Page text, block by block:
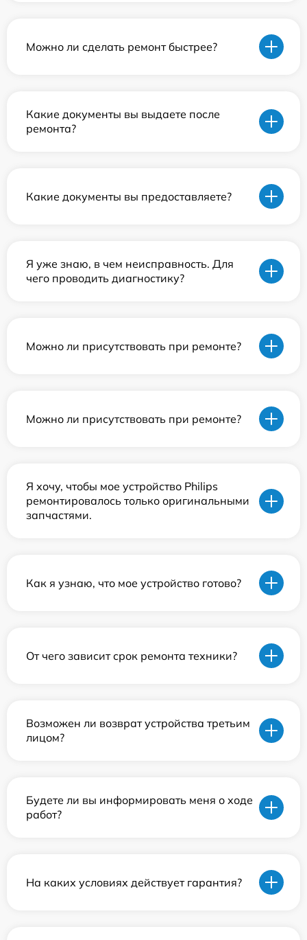
Можно ли сделать ремонт быстрее?
Какие документы вы выдаете после
ремонта?
Какие документы вы предоставляете?
Я уже знаю, в чем неисправность. Для
чего проводить диагностику?
Можно ли присутствовать при ремонте?
Можно ли присутствовать при ремонте?
Я хочу, чтобы мое устройство Philips
ремонтировалось только оригинальными
запчастями.
Как я узнаю, что мое устройство готово?
От чего зависит срок ремонта техники?
Возможен ли возврат устройства третьим
лицом?
Будете ли вы информировать меня о ходе
работ?
На каких условиях действует гарантия?